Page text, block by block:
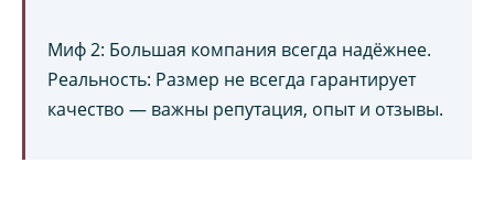
Миф 2: Большая компания всегда надёжнее.
Реальность: Размер не всегда гарантирует
качество — важны репутация, опыт и отзывы.